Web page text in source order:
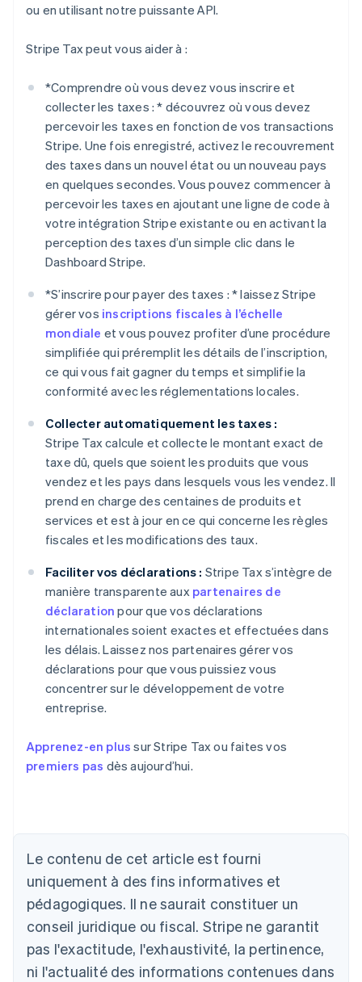
ou en utilisant notre puissante API.
Stripe Tax peut vous aider à :
*Comprendre où vous devez vous inscrire et
collecter les taxes : * découvrez où vous devez
percevoir les taxes en fonction de vos transactions
Stripe. Une fois enregistré, activez le recouvrement
des taxes dans un nouvel état ou un nouveau pays
en quelques secondes. Vous pouvez commencer à
percevoir les taxes en ajoutant une ligne de code à
votre intégration Stripe existante ou en activant la
perception des taxes d’un simple clic dans le
Dashboard Stripe.
*S’inscrire pour payer des taxes : *laissez Stripe
gérer vos inscriptions fiscales à l’échelle
mondiale et vous pouvez profiter d’une procédure
simplifiée qui préremplit les détails de l’inscription,
ce qui vous fait gagner du temps et simplifie la
conformité avec les réglementations locales.
Collecter automatiquement les taxes :
Stripe Tax calcule et collecte le montant exact de
taxe dû, quels que soient les produits que vous
vendez et les pays dans lesquels vous les vendez. Il
prend en charge des centaines de produits et
services et est à jour en ce qui concerne les règles
fiscales et les modifications des taux.
Faciliter vos déclarations : Stripe Tax s’intègre de
manière transparente aux partenaires de
déclaration pour que vos déclarations
internationales soient exactes et effectuées dans
les délais. Laissez nos partenaires gérer vos
déclarations pour que vous puissiez vous
concentrer sur le développement de votre
entreprise.
Apprenez-en plus sur Stripe Tax ou faites vos
premiers pas dès aujourd’hui.
Le contenu de cet article est fourni
uniquement à des fins informatives et
pédagogiques. Il ne saurait constituer un
conseil juridique ou fiscal. Stripe ne garantit
pas l'exactitude, l'exhaustivité, la pertinence,
ni l'actualité des informations contenues dans
Allemagne
DeutschEnglish
Australie
English